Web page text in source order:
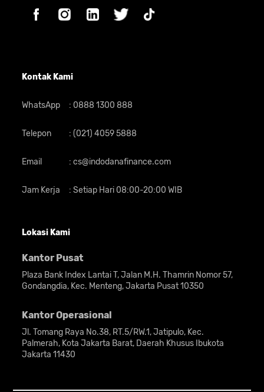
Kontak Kami
WhatsApp : 0888 1300 888
Telepon : (021) 4059 5888
Email : cs@indodanafinance.com
Jam Kerja : Setiap Hari 08:00-20:00 WIB
Lokasi Kami
Kantor Pusat
Plaza Bank Index Lantai T, Jalan M.H. Thamrin Nomor 57,
Gondangdia, Kec. Menteng, Jakarta Pusat 10350
Kantor Operasional
Jl. Tomang Raya No.38, RT.5/RW.1, Jatipulo, Kec.
Palmerah, Kota Jakarta Barat, Daerah Khusus Ibukota
Jakarta 11430